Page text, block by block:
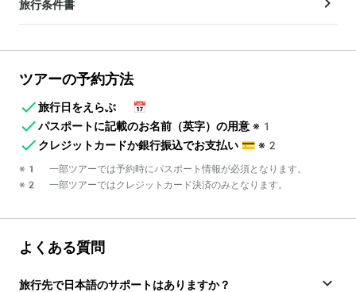
旅行条件書
ツアーの予約方法
旅行日をえらぶ
📅
パスポートに記載のお名前（英字）の用意 ※1
クレジットカードか銀行振込でお支払い 💳 ※2
※1 一部ツアーでは予約時にパスポート情報が必須となります。
※2 一部ツアーではクレジットカード決済のみとなります。
よくある質問
旅行先で日本語のサポートはありますか？